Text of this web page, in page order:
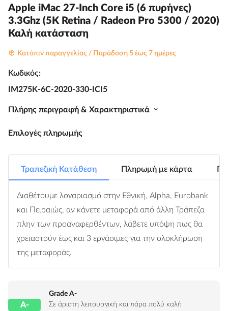
Apple iMac 27-Inch Core i5 (6 πυρήνες)
3.3Ghz (5K Retina / Radeon Pro 5300 / 2020)
Καλή κατάσταση
Κατόπιν παραγγελίας / Παράδοση 5 έως 7 ημέρες
Κωδικός:
IM275K-6C-2020-330-ICI5
Πλήρης περιγραφή & Χαρακτηριστικά
Επιλογές πληρωμής
Τραπεζική Κατάθεση Πληρωμή με κάρτα
Διαθέτουμε λογαριασμό στην Εθνική, Alpha, Eurobank
και Πειραιώς, αν κάνετε μεταφορά από άλλη Τράπεζα
πλην των προαναφερθέντων, λάβετε υπόψη πως θα
χρειαστούν έως και 3 εργάσιμες για την ολοκλήρωση
της μεταφοράς.
A-
Grade A-
Σε άριστη λειτουργική και πάρα πολύ καλή